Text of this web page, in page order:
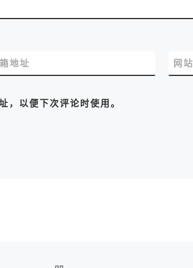
地址 网
，以便下次评论时使用。